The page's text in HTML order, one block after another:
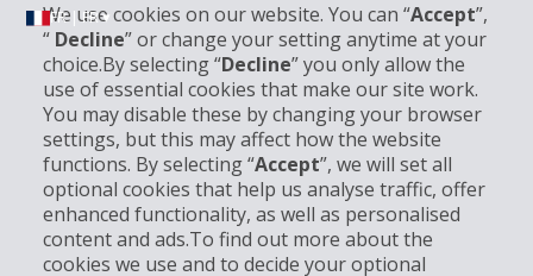
We use cookies on our website. You can “Accept”,
“ Decline” or change your setting anytime at your
choice.By selecting “Decline” you only allow the
use of essential cookies that make our site work.
You may disable these by changing your browser
settings, but this may affect how the website
functions. By selecting “Accept”, we will set all
optional cookies that help us analyse traffic, offer
enhanced functionality, as well as personalised
content and ads.To find out more about the
cookies we use and to decide your optional
FR | FR ▾
Informations sur l'entreprise
Entreprise
Support client